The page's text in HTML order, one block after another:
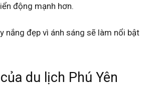
động mạnh hơn.
nắng đẹp vì ánh sáng sẽ làm nổi bật
du lịch Phú Yên